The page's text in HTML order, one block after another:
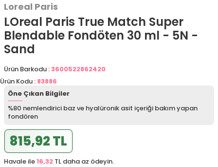
Loreal Paris
LOreal Paris True Match Super
Blendable Fondöten 30 ml - 5N -
Sand
Ürün Barkodu :3600522862420
Ürün Kodu : 83886
Öne Çıkan Bilgiler
%80 nemlendirici baz ve hyalüronik asit içeriği bakım yapan
fondören
815,92 TL
Havale ile16,32 TL daha az ödeyin.